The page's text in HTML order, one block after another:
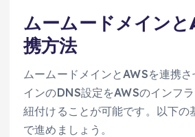
ムームードメイン
携方法
ムームードメインとAWSを連携
インのDNS設定をAWSのインフ
紐付けることが可能です。以下の
で進めましょう。